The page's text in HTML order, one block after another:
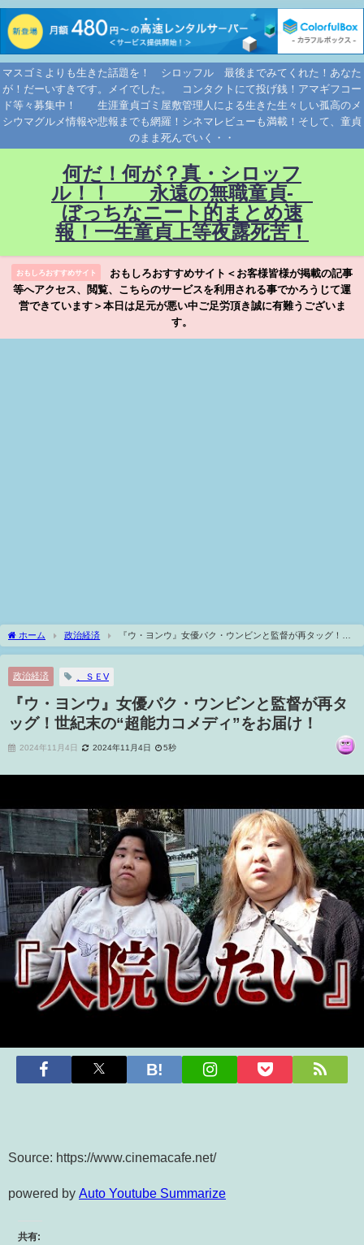
マスゴミよりも生きた話題を！ シロッフル 最後までみてくれた！あなた
が！だーいすきです。メイでした。 コンタクトにて投げ銭！アマギフコー
ド等々募集中！ 生涯童貞ゴミ屋敷管理人による生きた生々しい孤高のメ
シウマグルメ情報や悲報までも網羅！シネマレビューも満載！そして、童貞
のまま死んでいく・・
何だ！何が？真・シロッフ
ル！！ 永遠の無職童貞-
ぼっちなニート的まとめ速
報！一生童貞上等夜露死苦！
おもしろおすすめサイト
おもしろおすすめサイト＜お客様皆様が掲載の記事
等へアクセス、閲覧、こちらのサービスを利用される事でかろうじて運
営できています＞本日は足元が悪い中ご足労頂き誠に有難うございま
す。
ホーム 政治経済
『ウ・ヨンウ』女優パク・ウンビンと監督が再タッグ！世
紀末の“超能力コメディ”をお届け！
政治経済 、ＳＥV
『ウ・ヨンウ』女優パク・ウンビンと監督が再タ
ッグ！世紀末の“超能力コメディ”をお届け！
2024年11月4日 2024年11月4日 5秒
Source: https://www.cinemacafe.net/
powered by Auto Youtube Summarize
共有: